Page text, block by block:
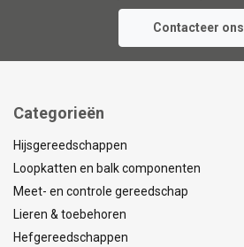
Contacteer ons
Categorieën
Hijsgereedschappen
Loopkatten en balk componenten
Meet- en controle gereedschap
Lieren & toebehoren
Hefgereedschappen